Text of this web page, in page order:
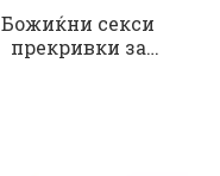
Божиќни секси
прекривки за